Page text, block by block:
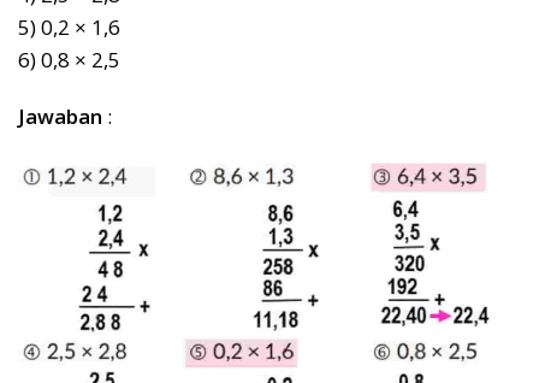
5) 0,2 × 1,6
6) 0,8 × 2,5
Jawaban :